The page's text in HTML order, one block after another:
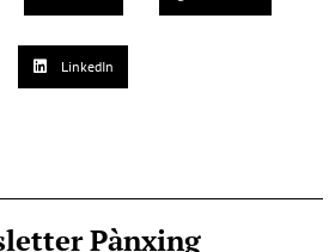
LinkedIn
Pànxing